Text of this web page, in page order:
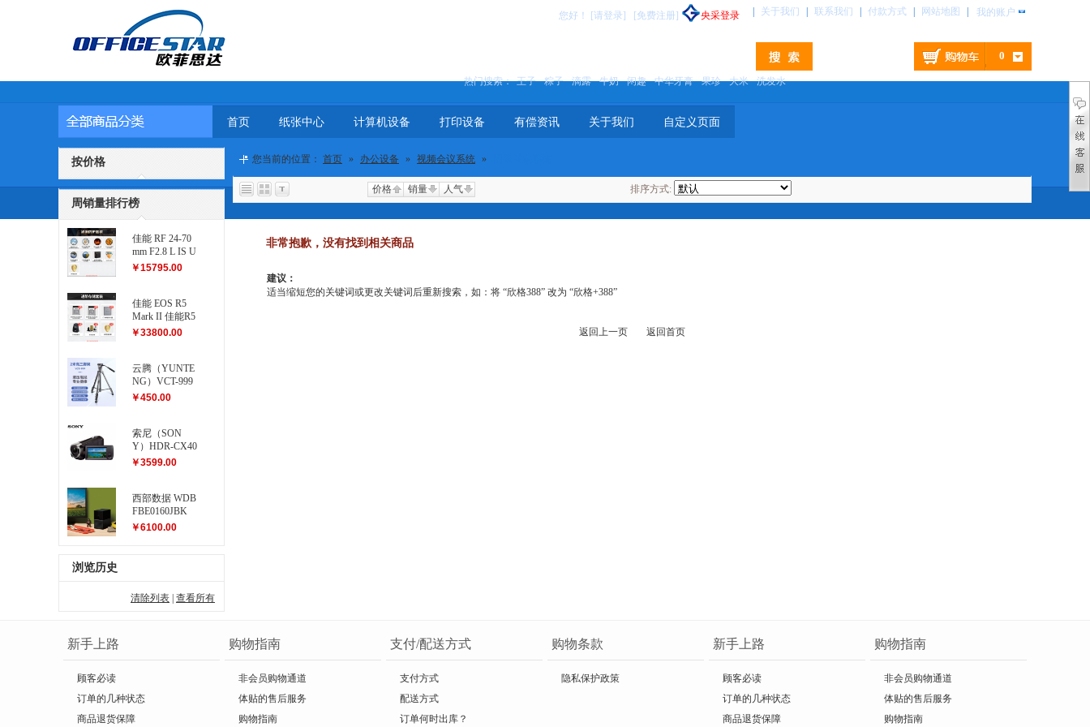
我的账户
关于我们 联系我们 付款方式 网站地图
您好 ！ [请登录] [免费注册] 央采登录
0
热门搜索： 王子 粽子 滴露 牛奶 闲趣 中华牙膏 果珍 大米 洗发水
首页 纸张中心 计算机设备 打印设备 有偿资讯 关于我们 自定义页面
您当前的位置： 首页 » 办公设备 » 视频会议系统 »
价格 销量 人气 排序方式:
非常抱歉，没有找到相关商品
建议：
适当缩短您的关键词或更改关键词后重新搜索，如：将 “欣格388” 改为 “欣格+388”
返回上一页 返回首页
按价格
周销量排行榜
佳能 RF 24-70
mm F2.8 L IS U
SM 滤镜防护
￥15795.00
佳能 EOS R5
Mark II 佳能R5
二代...
￥33800.00
云腾（YUNTE
NG）VCT-999
大型三脚架
￥450.00
索尼（SON
Y）HDR-CX40
5 高清数码摄
￥3599.00
西部数据 WDB
FBE0160JBK
My Book Duo...
￥6100.00
浏览历史
清除列表 查看所有
新手上路
顾客必读
订单的几种状态
商品退货保障
购物指南
非会员购物通道
体贴的售后服务
购物指南
支付/配送方式
支付方式
配送方式
订单何时出库？
购物条款
隐私保护政策
新手上路
顾客必读
订单的几种状态
商品退货保障
购物指南
非会员购物通道
体贴的售后服务
购物指南